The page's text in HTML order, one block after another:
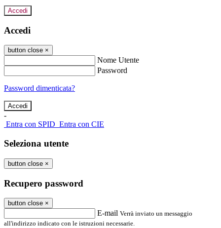
Accedi
Accedi
button close ×
Nome Utente
Password
Password dimenticata?
-
Entra con SPID Entra con CIE
Seleziona utente
button close ×
Recupero password
button close ×
E-mail Verrà inviato un messaggio
all'indirizzo indicato con le istruzioni necessarie.